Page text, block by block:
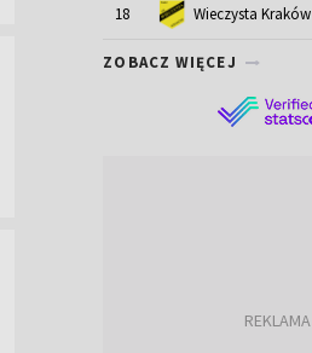
18 Wieczysta Kraków
ZOBACZ WIĘCEJ